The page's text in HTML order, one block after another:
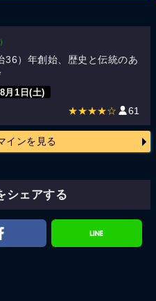
36）年創始、歴史と伝統のあ
月1日(土)
★★★★☆ 61
インを見る
シェアする